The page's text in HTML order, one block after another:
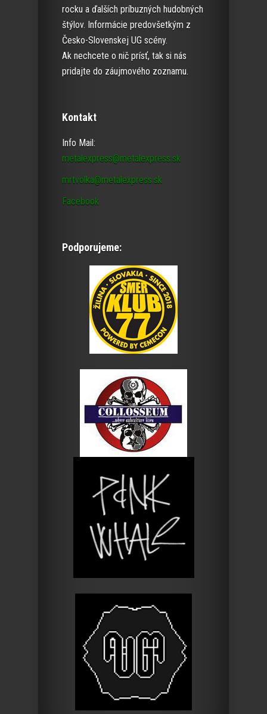
rocku a ďalších príbuzných hudobných
štýlov. Informácie predovšetkým z
Česko-Slovenskej UG scény.
Ak nechcete o nič prísť, tak si nás
pridajte do záujmového zoznamu.
Kontakt
Info Mail:
metalexpress@metalexpress.sk
mrtvolka@metalexpress.sk
Facebook
Podporujeme: